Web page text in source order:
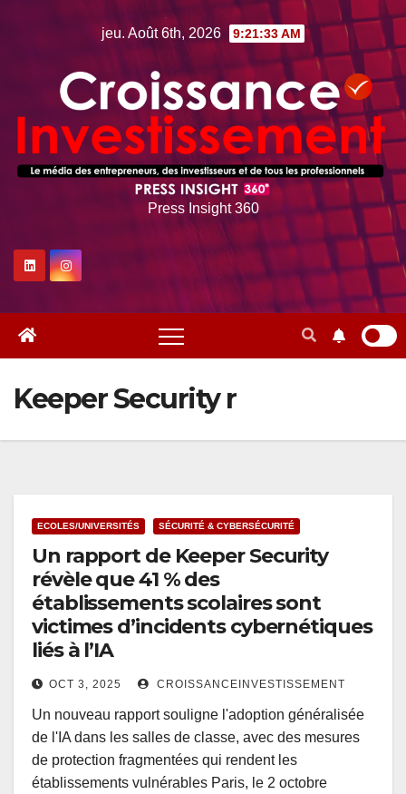
jeu. Août 6th, 2026 9:21:34 AM
Press Insight 360
Keeper Security r
ECOLES/UNIVERSITÉS SÉCURITÉ & CYBERSÉCURITÉ
Un rapport de Keeper Security
révèle que 41 % des
établissements scolaires sont
victimes d’incidents cybernétiques
liés à l’IA
OCT 3, 2025 CROISSANCEINVESTISSEMENT
Un nouveau rapport souligne l'adoption généralisée
de l'IA dans les salles de classe, avec des mesures
de protection fragmentées qui rendent les
établissements vulnérables Paris, le 2 octobre